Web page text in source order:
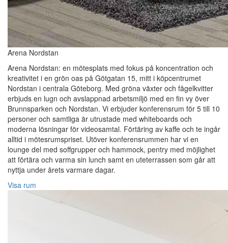
Arena Nordstan
Arena Nordstan: en mötesplats med fokus på koncentration och
kreativitet i en grön oas på Götgatan 15, mitt i köpcentrumet
Nordstan i centrala Göteborg. Med gröna växter och fågelkvitter
erbjuds en lugn och avslappnad arbetsmiljö med en fin vy över
Brunnsparken och Nordstan. Vi erbjuder konferensrum för 5 till 10
personer och samtliga är utrustade med whiteboards och
moderna lösningar för videosamtal. Förtäring av kaffe och te ingår
alltid i mötesrumspriset. Utöver konferensrummen har vi en
lounge del med soffgrupper och hammock, pentry med möjlighet
att förtära och varma sin lunch samt en uteterrassen som går att
nyttja under årets varmare dagar.
Visa rum